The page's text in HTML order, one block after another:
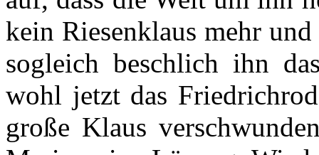
kein Riesenklaus mehr
sogleich beschlich ihn
wohl jetzt das
große Klaus